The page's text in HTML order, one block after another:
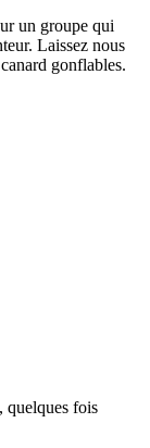
un groupe qui
Laissez nous
gonflables.
quelques fois